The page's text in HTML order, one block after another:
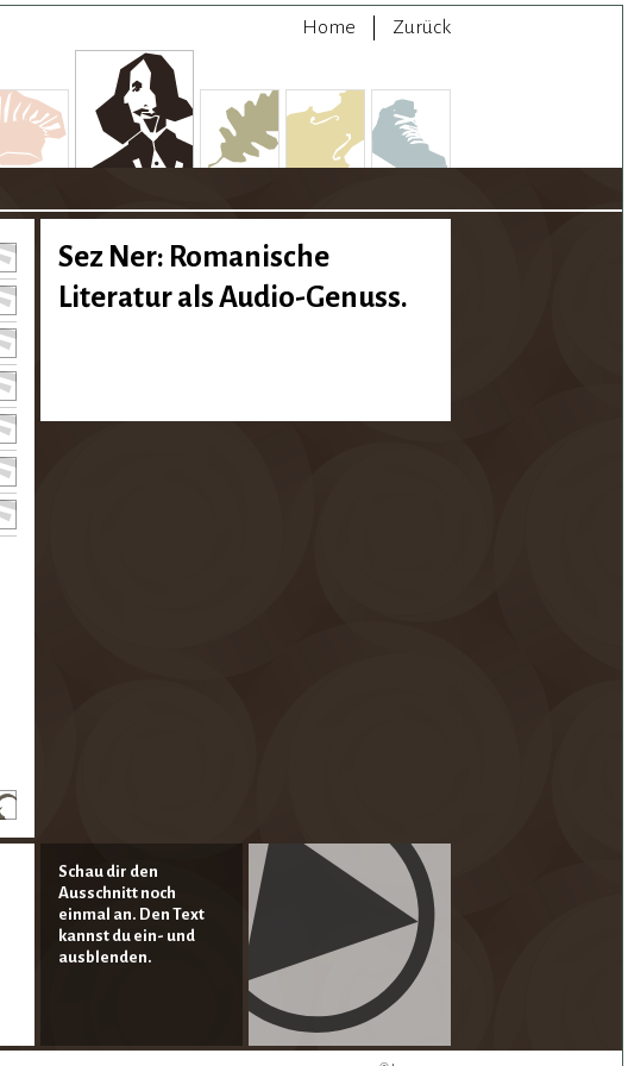
Home Zurück
Sez Ner: Romanische
Literatur als Audio-Genuss.
Schau dir den
Ausschnitt noch
einmal an. Den Text
kannst du ein- und
ausblenden.